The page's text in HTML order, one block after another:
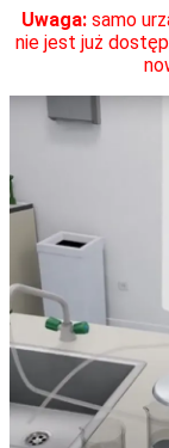
Uwaga:samo
nie jest już